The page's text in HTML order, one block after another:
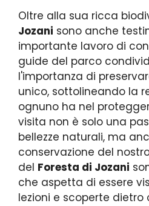
Oltre alla sua ricca
Jozani sono anche
importante lavoro di
guide del parco
l'importanza di
unico, sottolineando la
ognuno ha nel
visita non è solo una
bellezze naturali, ma
conservazione del
del Foresta di Jozani
che aspetta di essere
lezioni e scoperte dietro